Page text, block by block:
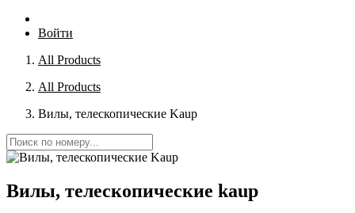
Войти
All Products
All Products
Вилы, телескопические Kaup
Вилы, телескопические kaup